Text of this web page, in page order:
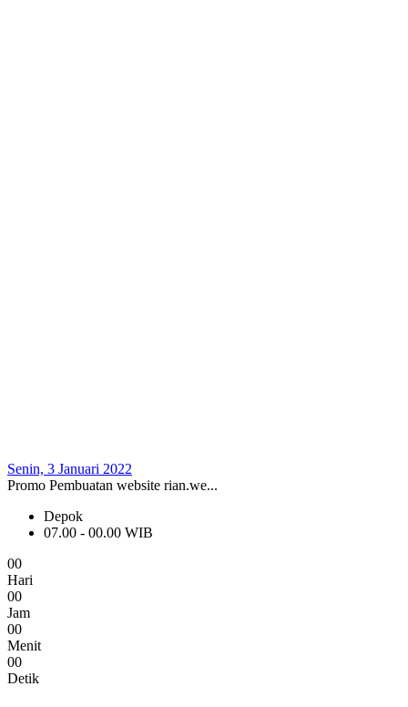
Senin, 3 Januari 2022
Promo Pembuatan website rian.we...
Depok
07.00 - 00.00 WIB
00
Hari
00
Jam
00
Menit
00
Detik